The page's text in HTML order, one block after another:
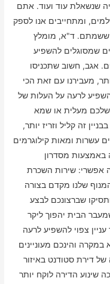
שנשאלת עוד ועוד. אתם
ומתחייבים אנו לספק
ששמתם. ד"א, מומלץ
שמסוגלים להשפיע
אגב, חשוב שתכניסו
מעבירנו עם זאת הכי
לרעה על העלות של
שלכם מעלית או שמא
זה קליל וזריז יותר,
עשרות ומאות קילוגרמים
באמצעות מסדרון
אפשרי: שירות השכרת
שלנו מקדם בצורה
שברצונכם לבצע
הבית יהפוך ליקר
צפוי להשפיע לרעה
והינכם מעוניינים
דירת סטודנט באיזור
שינוע הדירה לוקח יותר